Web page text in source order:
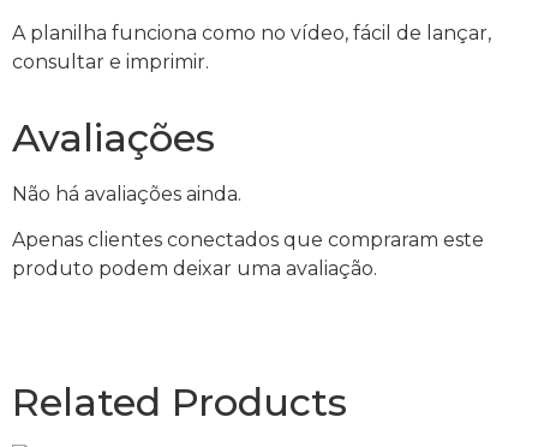
A planilha funciona como no vídeo, fácil de lançar,
consultar e imprimir.
Avaliações
Não há avaliações ainda.
Apenas clientes conectados que compraram este
produto podem deixar uma avaliação.
Related Products